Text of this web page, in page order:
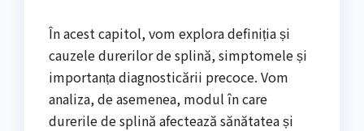
În acest capitol, vom explora definiția și
cauzele durerilor de splină, simptomele și
importanța diagnosticării precoce. Vom
analiza, de asemenea, modul în care
durerile de splină afectează sănătatea și